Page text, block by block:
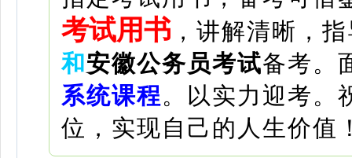
考试用书 ，讲解清晰，
和安徽公务员考试备考。
系统课程。
以实力迎考。
位，实现自己的人生价值